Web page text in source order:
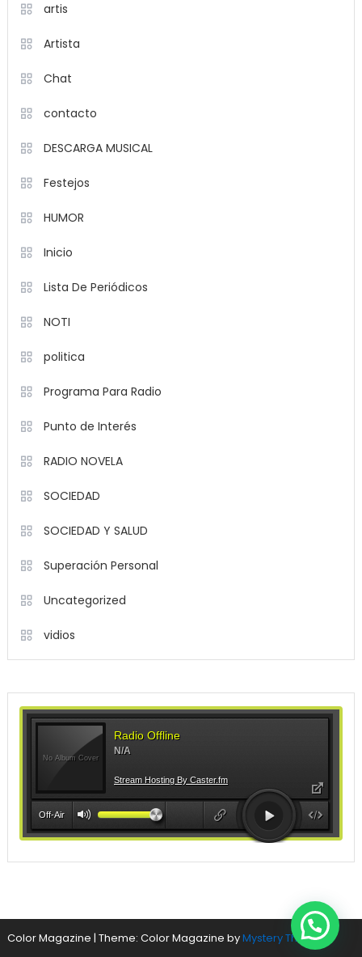
artis
Artista
Chat
contacto
DESCARGA MUSICAL
Festejos
HUMOR
Inicio
Lista De Periódicos
NOTI
politica
Programa Para Radio
Punto de Interés
RADIO NOVELA
SOCIEDAD
SOCIEDAD Y SALUD
Superación Personal
Uncategorized
vidios
Color Magazine | Theme: Color Magazine byMystery Themes.